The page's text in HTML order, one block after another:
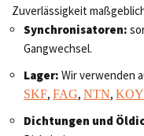
Zuverlässigkeit
Synchronisatoren:
Gangwechsel.
Lager: Wir verwenden
SKF, FAG, NTN,
Dichtungen und